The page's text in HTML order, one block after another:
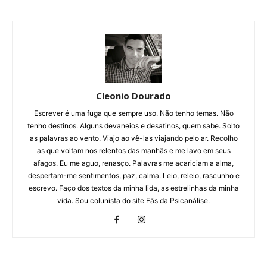
Cleonio Dourado
Escrever é uma fuga que sempre uso. Não tenho temas. Não
tenho destinos. Alguns devaneios e desatinos, quem sabe. Solto
as palavras ao vento. Viajo ao vê-las viajando pelo ar. Recolho
as que voltam nos relentos das manhãs e me lavo em seus
afagos. Eu me aguo, renasço. Palavras me acariciam a alma,
despertam-me sentimentos, paz, calma. Leio, releio, rascunho e
escrevo. Faço dos textos da minha lida, as estrelinhas da minha
vida. Sou colunista do site Fãs da Psicanálise.